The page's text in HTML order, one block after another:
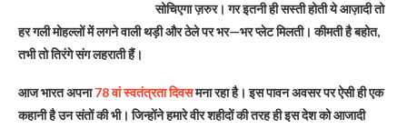
सोचिएगा ज़रुर। गर इतनी ही सस्ती होती ये आज़ादी तो
हर गली मोहल्लों में लगने वाली थड़ी और ठेले पर भर—भर प्लेट मिलती। कीमती है बहोत,
तभी तो तिरंगे संग लहराती हैं।
आज भारत अपना78 वां स्वतंत्रता दिवसमना रहा है। इस पावन अवसर पर ऐसी ही एक
कहानी है उन संतों की भी। जिन्होंने हमारे वीर शहीदों की तरह ही इस देश को आजादी